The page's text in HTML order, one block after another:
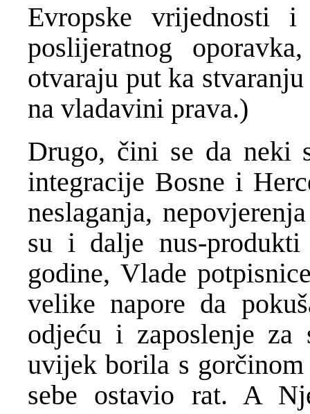
Evropske vrijednosti
poslijeratnog
otvaraju put ka
na vladavini prava.)
Drugo, čini se da neki
integracije Bosne i
neslaganja,
su i dalje nus-
godine, Vlade
velike napore da
odjeću i zaposlenje za
uvijek borila s
sebe ostavio rat. A